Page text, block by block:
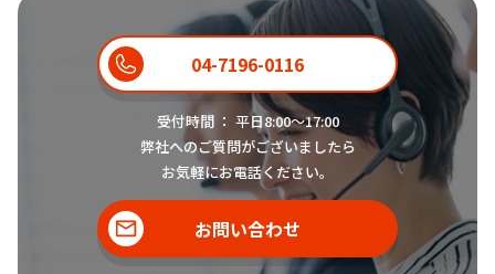
04-7196-0116
受付時間 ： 平日8:00〜17:00
弊社へのご質問がございましたら
お気軽にお電話ください。
お問い合わせ